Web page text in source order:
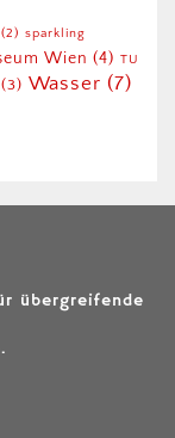
(2) sparkling
Wien (4) TU
(3) Wasser (7)
übergreifende